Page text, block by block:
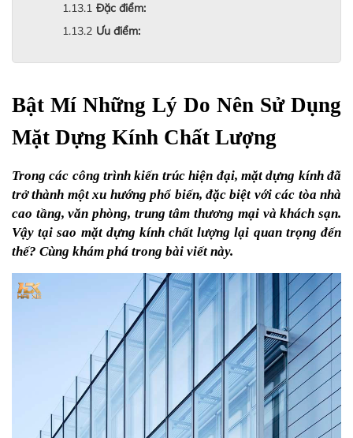
Đặc điểm:
Ưu điểm:
Bật Mí Những Lý Do Nên Sử Dụng
Mặt Dựng Kính Chất Lượng
Trong các công trình kiến trúc hiện đại, mặt dựng kính đã
trở thành một xu hướng phổ biến, đặc biệt với các tòa nhà
cao tầng, văn phòng, trung tâm thương mại và khách sạn.
Vậy tại sao mặt dựng kính chất lượng lại quan trọng đến
thế? Cùng khám phá trong bài viết này.